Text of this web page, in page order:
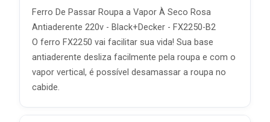
Ferro De Passar Roupa a Vapor À Seco Rosa
Antiaderente 220v - Black+Decker - FX2250-B2
O ferro FX2250 vai facilitar sua vida! Sua base
antiaderente desliza facilmente pela roupa e com o
vapor vertical, é possível desamassar a roupa no
cabide.